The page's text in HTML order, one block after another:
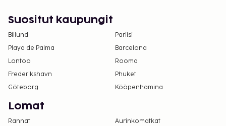
Uima-allasta voi käyttää klo 8.00–20.00.
Vain sisäänkirjautuneet asiakkaat saavat
oleskella huoneissa.
Tämä majoituspaikka ei salli lemmikkejä ja
avustajaeläimiä.
Julkisilla alueilla olevaa ilmaista langatonta
laitteella.
Kaikki maksut voidaan maksaa käteisettömillä
Suositut kaupungit
Billund
Pariisi
Playa de Palma
Barcelona
Lontoo
Rooma
Frederikshavn
Phuket
Göteborg
Kööpenhamina
Lomat
Rannat
Aurinkomatkat